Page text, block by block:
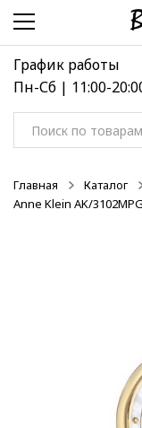
Перейти
навигации
Перейти
содержимому
График работы
Пн-Сб | 11:00-
Искать:
Главная Каталог
Anne Klein AK/
-50%
-50%
-50%